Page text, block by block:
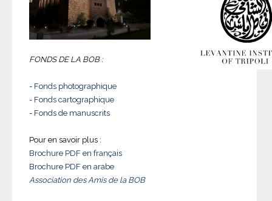
FONDS DE LA BOB :
- Fonds photographique
- Fonds cartographique
- Fonds de manuscrits
Pour en savoir plus :
Brochure PDF en français
Brochure PDF en arabe
Association des Amis de la BOB